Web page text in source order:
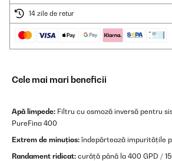
14 zile de retur
Cele mai mari beneficii
Apă limpede: Filtru cu osmoză inversă pentru
PureFina 400
Extrem de minuțios:îndepărtează impuritățile
Randament ridicat: curăță până la 400 GPD /